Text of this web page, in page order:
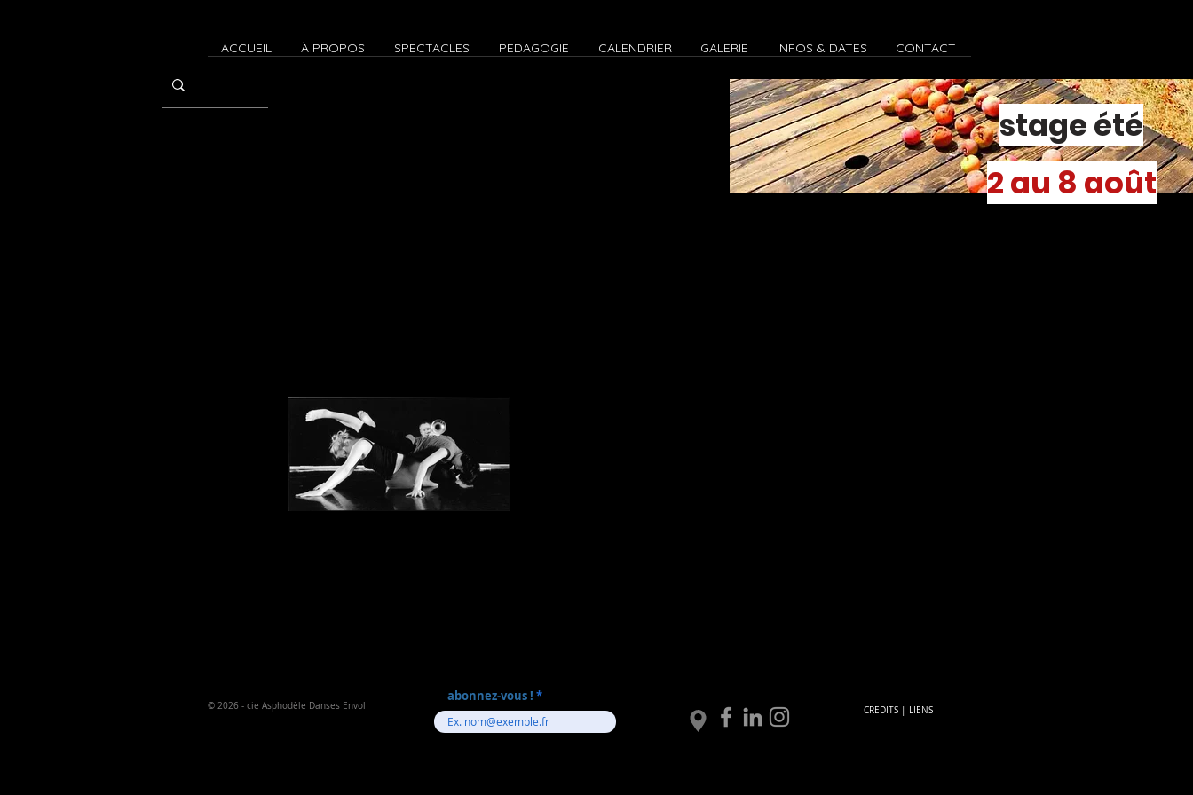
ACCUEIL À PROPOS SPECTACLES PEDAGOGIE CALENDRIER GALERIE INFOS & DATES CONTACT
stage été
2 au 8 août
© 2026 - cie Asphodèle Danses Envol
abonnez-vous !
CREDITS | LIENS